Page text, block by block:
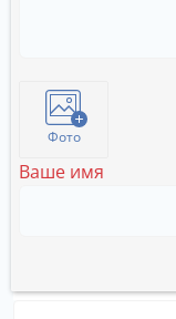
Фото
Ваше имя